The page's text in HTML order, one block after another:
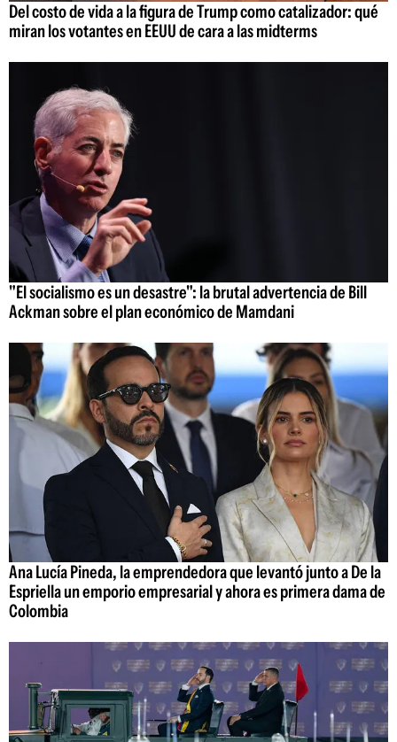
Del costo de vida a la figura de Trump como catalizador: qué
miran los votantes en EEUU de cara a las midterms
"El socialismo es un desastre": la brutal advertencia de Bill
Ackman sobre el plan económico de Mamdani
Ana Lucía Pineda, la emprendedora que levantó junto a De la
Espriella un emporio empresarial y ahora es primera dama de
Colombia